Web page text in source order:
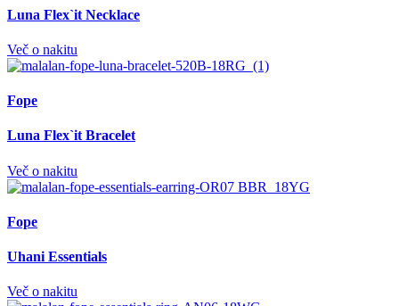
Luna Flex`it Necklace
Več o nakitu
Fope
Luna Flex`it Bracelet
Več o nakitu
Fope
Uhani Essentials
Več o nakitu